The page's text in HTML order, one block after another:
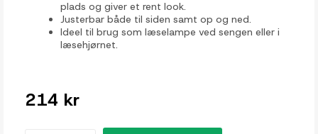
plads og giver et rent look.
Justerbar både til siden samt op og ned.
Ideel til brug som læselampe ved sengen eller i
læsehjørnet.
214 kr